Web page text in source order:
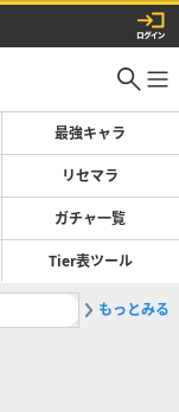
最強キャラ
リセマラ
ガチャ一覧
Tier表ツール
2神殴り
もっとみる